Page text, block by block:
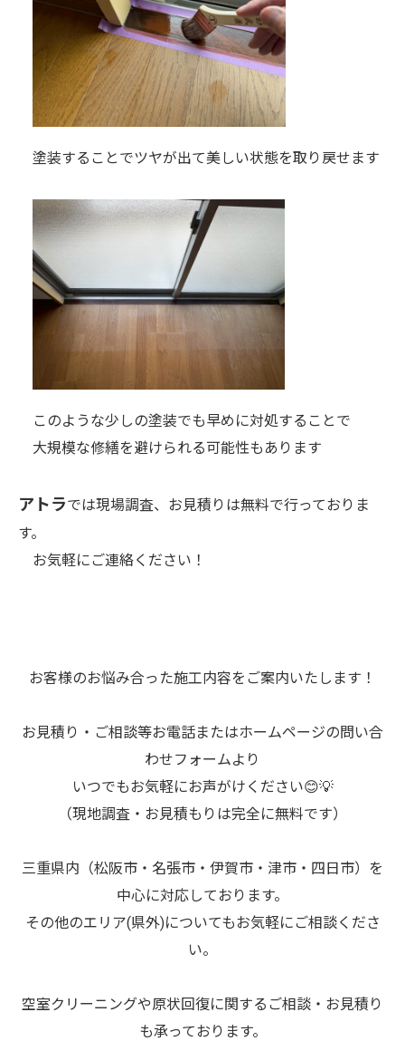
塗装することでツヤが出て美しい状態を取り戻せます
このような少しの塗装でも早めに対処することで
大規模な修繕を避けられる可能性もあります
アトラでは現場調査、お見積りは無料で行っておりま
す。
お気軽にご連絡ください！
お客様のお悩み合った施工内容をご案内いたします！
お見積り・ご相談等お電話またはホームページの問い合
わせフォームより
いつでもお気軽にお声がけください😊💡
（現地調査・お見積もりは完全に無料です）
三重県内（松阪市・名張市・伊賀市・津市・四日市）を
中心に対応しております。
その他のエリア(県外)についてもお気軽にご相談くださ
い。
空室クリーニングや原状回復に関するご相談・お見積り
も承っております。